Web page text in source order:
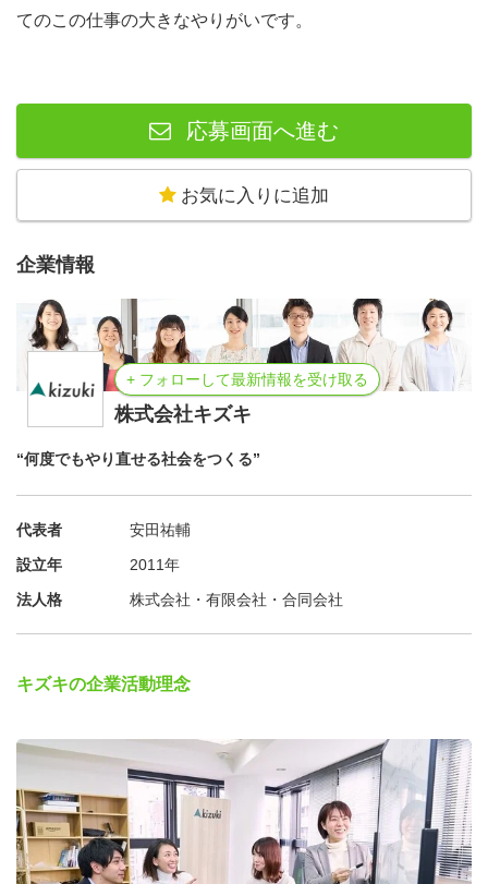
・社内相談窓口
自分が教える子どもたちについて何か困ったことがあれ
ば、気軽に教室責任者に相談することができます。
・アドバイザー制度
理などの有資格者・専門家からなるアドバイザー会議に
て、その子どもたちの支援の方針を議論します。
支援の方針に迷った際などには、アドバイザー会議で担当
する子どもたちに関する相談ができます。
てのこの仕事の大きなやりがいです。
応募画面へ進む
お気に入りに追加
企業情報
+ フォローして最新情報を受け取る
株式会社キズキ
“何度でもやり直せる社会をつくる”
代表者
安田祐輔
設立年
2011年
法人格
株式会社・有限会社・合同会社
キズキの企業活動理念